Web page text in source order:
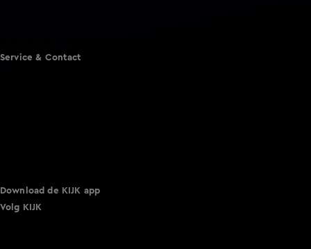
Service & Contact
Download de KIJK app
Volg KIJK